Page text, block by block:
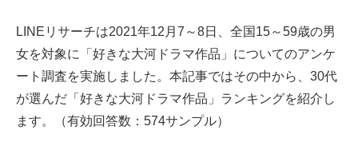
LINEリサーチは2021年12月7～8日、全国15～59歳の男
女を対象に「好きな大河ドラマ作品」についてのアンケ
ート調査を実施しました。本記事ではその中から、30代
が選んだ「好きな大河ドラマ作品」ランキングを紹介し
ます。（有効回答数：574サンプル）